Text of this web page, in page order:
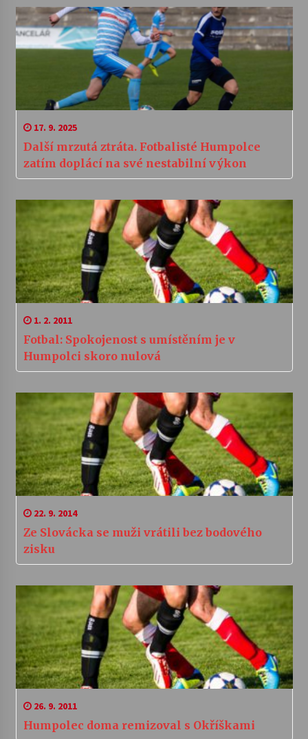
17. 9. 2025
Další mrzutá ztráta. Fotbalisté Humpolce
zatím doplácí na své nestabilní výkon
1. 2. 2011
Fotbal: Spokojenost s umístěním je v
Humpolci skoro nulová
22. 9. 2014
Ze Slovácka se muži vrátili bez bodového
zisku
26. 9. 2011
Humpolec doma remizoval s Okříškami